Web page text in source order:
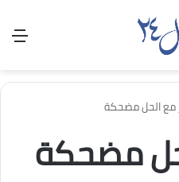
مع الحل مضحكة
مضحكة